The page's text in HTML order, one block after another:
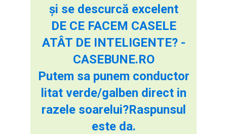
și se descurcă excelent
DE CE FACEM CASELE
ATÂT DE INTELIGENTE? -
CASEBUNE.RO
Putem sa punem conductor
litat verde/galben direct in
razele soarelui?Raspunsul
este da.